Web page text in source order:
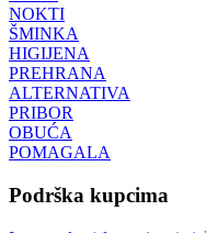
NOKTI
ŠMINKA
HIGIJENA
PREHRANA
ALTERNATIVA
PRIBOR
OBUĆA
POMAGALA
Podrška kupcima